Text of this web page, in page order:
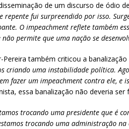
de um discurso de ódio
repente fui surpreendido por isso.
O impeachment reflete também
não permite que uma nação se
Pereira também criticou a
criando uma instabilidade política.
fazer um impeachment contra ele, e
essa banalização não deveria
trocando uma presidente que é
trocando uma administração